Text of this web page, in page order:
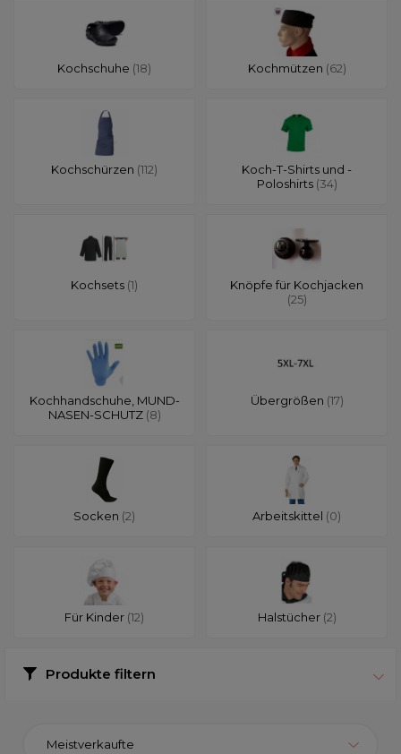
Kochschuhe (18) Kochmützen (62)
Kochschürzen (112)
Koch-T-Shirts und -
Poloshirts (34)
Kochsets (1)
Knöpfe für Kochjacken
(25)
Kochhandschuhe, MUND-
NASEN-SCHUTZ (8)
Übergrößen (17)
Socken (2) Arbeitskittel (0)
Für Kinder (12) Halstücher (2)
Produkte filtern
Meistverkaufte